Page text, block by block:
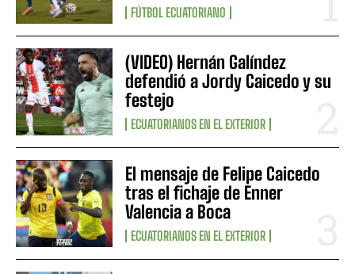
FÚTBOL ECUATORIANO
(VIDEO) Hernán Galíndez
defendió a Jordy Caicedo y su
festejo
ECUATORIANOS EN EL EXTERIOR
El mensaje de Felipe Caicedo
tras el fichaje de Enner
Valencia a Boca
ECUATORIANOS EN EL EXTERIOR